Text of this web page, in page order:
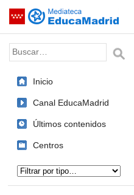
Saltar navegación
Palabra o frase:
Inicio
Canal EducaMadrid
Últimos contenidos
Centros